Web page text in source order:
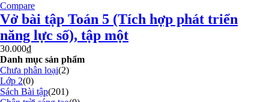
Compare
Vở bài tập Toán 5 (Tích hợp phát triển
năng lực số), tập một
30.000₫
Danh mục sản phẩm
Chưa phân loại(2)
Lớp 2(0)
Sách Bài tập(201)